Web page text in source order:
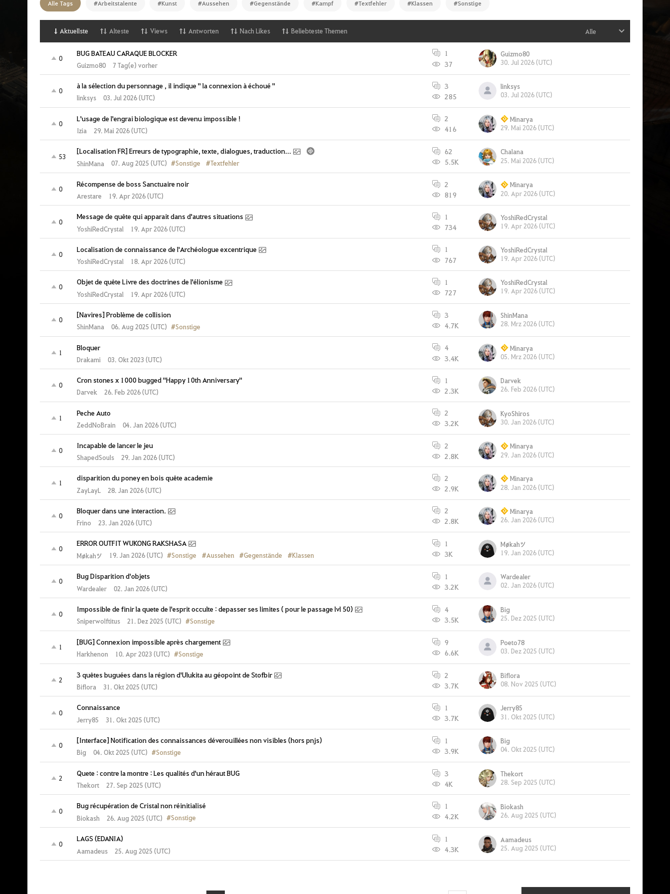
i
e
Alle Tags #Arbeitstalente #Kunst #Aussehen #Gegenstände #Kampf #Textfehler #Klassen #Sonstige
Aktuellste Alteste Views Antworten Nach Likes Beliebteste Themen Alle
0
BUG BATEAU CARAQUE BLOCKER
Guizmo80 7 Tag(e) vorher
1
37
Guizmo80
30. Jul 2026 (UTC)
0
à la sélection du personnage , il indique " la connexion à échoué "
linksys 03. Jul 2026 (UTC)
3
285
linksys
03. Jul 2026 (UTC)
0
L'usage de l'engrai biologique est devenu impossible !
Izia 29. Mai 2026 (UTC)
2
416
Minarya
29. Mai 2026 (UTC)
53
[Localisation FR] Erreurs de typographie, texte, dialogues, traduction...
ShinMana 07. Aug 2025 (UTC) #Sonstige #Textfehler
62
5.5K
Chalana
25. Mai 2026 (UTC)
0
Récompense de boss Sanctuaire noir
Arestare 19. Apr 2026 (UTC)
2
819
Minarya
20. Apr 2026 (UTC)
0
Message de quête qui apparait dans d'autres situations
YoshiRedCrystal 19. Apr 2026 (UTC)
1
734
YoshiRedCrystal
19. Apr 2026 (UTC)
0
Localisation de connaissance de l'Archéologue excentrique
YoshiRedCrystal 18. Apr 2026 (UTC)
1
767
YoshiRedCrystal
19. Apr 2026 (UTC)
0
Objet de quête Livre des doctrines de l'élionisme
YoshiRedCrystal 19. Apr 2026 (UTC)
1
727
YoshiRedCrystal
19. Apr 2026 (UTC)
0
[Navires] Problème de collision
ShinMana 06. Aug 2025 (UTC) #Sonstige
3
4.7K
ShinMana
28. Mrz 2026 (UTC)
1
Bloquer
Drakami 03. Okt 2023 (UTC)
4
3.4K
Minarya
05. Mrz 2026 (UTC)
0
Cron stones x 1000 bugged ''Happy 10th Anniversary''
Darvek 26. Feb 2026 (UTC)
1
2.3K
Darvek
26. Feb 2026 (UTC)
1
Peche Auto
ZeddNoBrain 04. Jan 2026 (UTC)
2
3.2K
KyoShiros
30. Jan 2026 (UTC)
0
Incapable de lancer le jeu
ShapedSouls 29. Jan 2026 (UTC)
2
2.8K
Minarya
29. Jan 2026 (UTC)
1
disparition du poney en bois quête academie
ZayLayL 28. Jan 2026 (UTC)
2
2.9K
Minarya
28. Jan 2026 (UTC)
0
Bloquer dans une interaction.
Frino 23. Jan 2026 (UTC)
2
2.8K
Minarya
26. Jan 2026 (UTC)
0
ERROR OUTFIT WUKONG RAKSHASA
Møkahツ 19. Jan 2026 (UTC) #Sonstige #Aussehen #Gegenstände #Klassen
1
3K
Møkahツ
19. Jan 2026 (UTC)
0
Bug Disparition d'objets
Wardealer 02. Jan 2026 (UTC)
1
3.2K
Wardealer
02. Jan 2026 (UTC)
0
Impossible de finir la quete de l'esprit occulte : depasser ses limites ( pour le passage lvl 50)
Sniperwolftitus 21. Dez 2025 (UTC) #Sonstige
4
3.5K
Big
25. Dez 2025 (UTC)
1
[BUG] Connexion impossible après chargement
Harkhenon 10. Apr 2023 (UTC) #Sonstige
9
6.6K
Poeto78
03. Dez 2025 (UTC)
2
3 quêtes buguées dans la région d'Ulukita au géopoint de Stofbir
Biflora 31. Okt 2025 (UTC)
2
3.7K
Biflora
08. Nov 2025 (UTC)
0
Connaissance
Jerry85 31. Okt 2025 (UTC)
1
3.7K
Jerry85
31. Okt 2025 (UTC)
0
[Interface] Notification des connaissances déverouillées non visibles (hors pnjs)
Big 04. Okt 2025 (UTC) #Sonstige
1
3.9K
Big
04. Okt 2025 (UTC)
2
Quete : contre la montre : Les qualités d'un héraut BUG
Thekort 27. Sep 2025 (UTC)
3
4K
Thekort
28. Sep 2025 (UTC)
0
Bug récupération de Cristal non réinitialisé
Biokash 26. Aug 2025 (UTC) #Sonstige
1
4.2K
Biokash
26. Aug 2025 (UTC)
0
LAGS (EDANIA)
Aamadeus 25. Aug 2025 (UTC)
1
4.3K
Aamadeus
25. Aug 2025 (UTC)